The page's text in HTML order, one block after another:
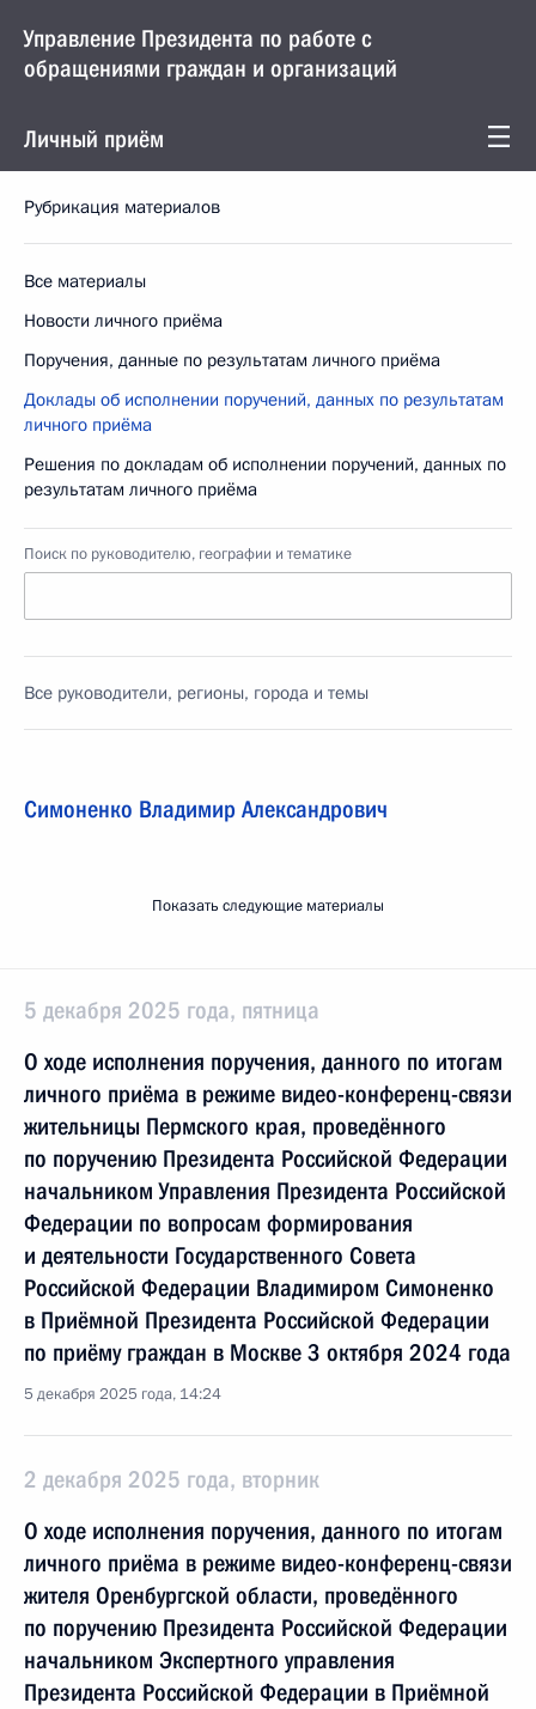
Управление Президента по работе с
обращениями граждан и организаций
Личный приём
Рубрикация материалов
Все материалы
Новости личного приёма
Поручения, данные по результатам личного приёма
Доклады об исполнении поручений, данных по результатам
личного приёма
Решения по докладам об исполнении поручений, данных по
результатам личного приёма
Поиск по руководителю, географии и тематике
Все руководители, регионы, города и темы
Симоненко Владимир Александрович
Показать следующие материалы
5 декабря 2025 года, пятница
О ходе исполнения поручения, данного по итогам
личного приёма в режиме видео-конференц-связи
жительницы Пермского края, проведённого
по поручению Президента Российской Федерации
начальником Управления Президента Российской
Федерации по вопросам формирования
и деятельности Государственного Совета
Российской Федерации Владимиром Симоненко
в Приёмной Президента Российской Федерации
по приёму граждан в Москве 3 октября 2024 года
5 декабря 2025 года, 14:24
2 декабря 2025 года, вторник
О ходе исполнения поручения, данного по итогам
личного приёма в режиме видео-конференц-связи
жителя Оренбургской области, проведённого
по поручению Президента Российской Федерации
начальником Экспертного управления
Президента Российской Федерации в Приёмной